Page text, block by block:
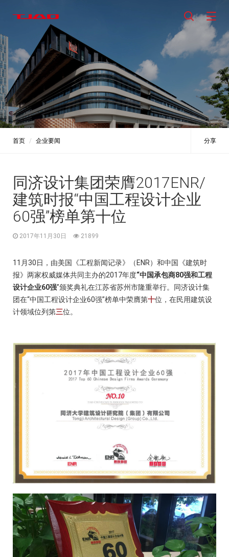
首页 企业要闻 分享
同济设计集团荣膺2017ENR/
建筑时报“中国工程设计企业
60强”榜单第十位
2017年11月30日 21899
11月30日，由美国
《工程新闻记录》（ENR）和中国《建筑时
报》 两家权威媒体共同主办的2017年度“中国承包商80强和工程
设计企业60强”颁奖典礼在江苏省苏州市隆重举行。同济设计集
团在“中国工程设计企业60强”榜单中荣膺第十位，在民用建筑设
计领域位列第三位。